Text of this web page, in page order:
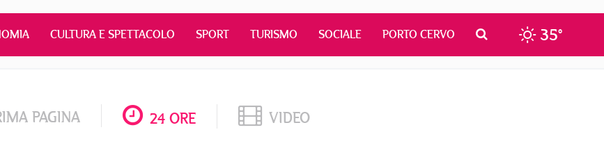
CULTURA E SPETTACOLO SPORT TURISMO SOCIALE PORTO CERVO 35°
PAGINA 24 ORE VIDEO